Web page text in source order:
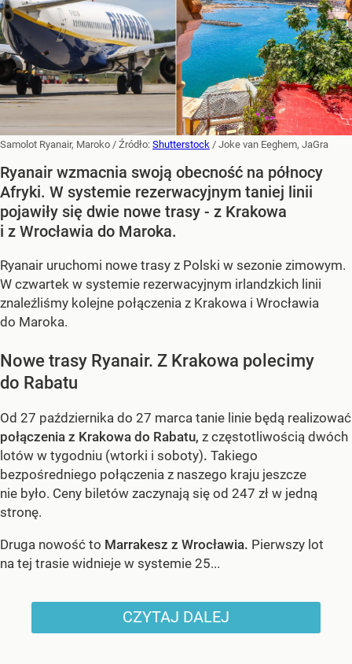
Samolot Ryanair, Maroko / Źródło: Shutterstock / Joke van Eeghem, JaGra
Ryanair wzmacnia swoją obecność na północy
Afryki. W systemie rezerwacyjnym taniej linii
pojawiły się dwie nowe trasy - z Krakowa
i z Wrocławia do Maroka.
Ryanair uruchomi nowe trasy z Polski w sezonie zimowym.
W czwartek w systemie rezerwacyjnym irlandzkich linii
znaleźliśmy kolejne połączenia z Krakowa i Wrocławia
do Maroka.
Nowe trasy Ryanair. Z Krakowa polecimy
do Rabatu
Od 27 października do 27 marca tanie linie będą realizować
połączenia z Krakowa do Rabatu, z częstotliwością dwóch
lotów w tygodniu (wtorki i soboty). Takiego
bezpośredniego połączenia z naszego kraju jeszcze
nie było. Ceny biletów zaczynają się od 247 zł w jedną
stronę.
Druga nowość to Marrakesz z Wrocławia. Pierwszy lot
na tej trasie widnieje w systemie 25...
CZYTAJ DALEJ